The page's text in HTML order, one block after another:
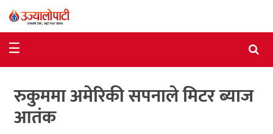
राजनीति
विशेष
आर्थिक
☰
रुकुममा अमेरिकी सपनाले मिटर ब्याज
आतंक